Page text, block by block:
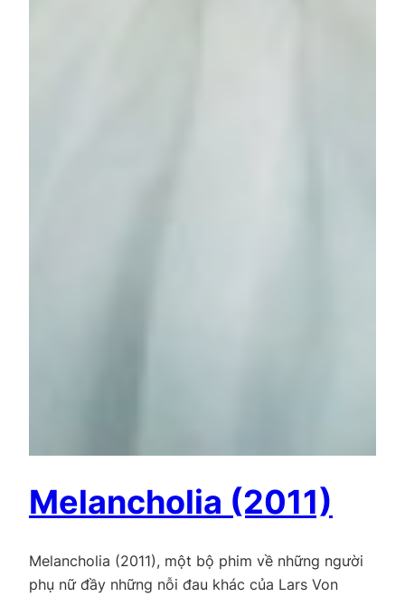
Melancholia (2011)
Melancholia (2011), một bộ phim về những người
phụ nữ đầy những nỗi đau khác của Lars Von